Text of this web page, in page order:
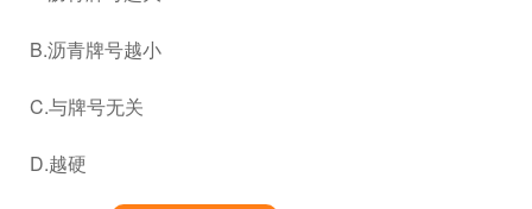
B.沥青牌号越小
C.与牌号无关
D.越硬